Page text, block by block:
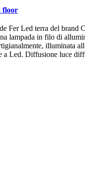
floor
Fer Led terra del brand
lampada in filo di
illuminata
a Led. Diffusione luce